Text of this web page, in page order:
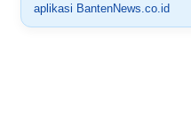
aplikasi BantenNews.co.id